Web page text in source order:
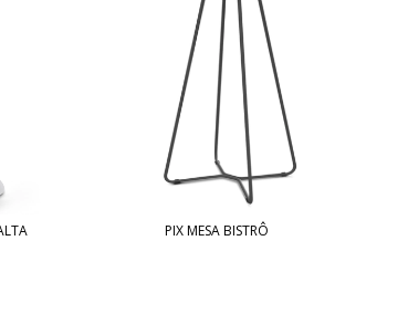
PIX MESA BISTRÔ